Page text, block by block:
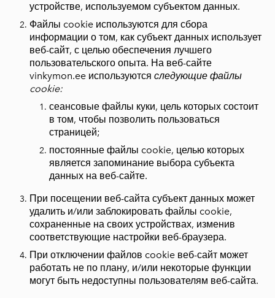
устройстве, используемом субъектом данных.
Файлы cookie используются для сбора
информации о том, как субъект данных использует
веб-сайт, с целью обеспечения лучшего
пользовательского опыта. На веб-сайте
vinkymon.ee используются следующие файлы
cookie:
сеансовые файлы куки, цель которых состоит
в том, чтобы позволить пользоваться
страницей;
постоянные файлы cookie, целью которых
является запоминание выбора субъекта
данных на веб-сайте.
При посещении веб-сайта субъект данных может
удалить и/или заблокировать файлы cookie,
сохраненные на своих устройствах, изменив
соответствующие настройки веб-браузера.
При отключении файлов cookie веб-сайт может
работать не по плану, и/или некоторые функции
могут быть недоступны пользователям веб-сайта.